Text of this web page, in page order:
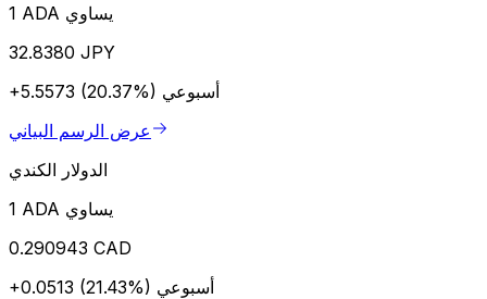
1 ADA يساوي
32.8380 JPY
+5.5573 (20.37%) أسبوعي
عرض الرسم البياني
الدولار الكندي
1 ADA يساوي
0.290943 CAD
+0.0513 (21.43%) أسبوعي